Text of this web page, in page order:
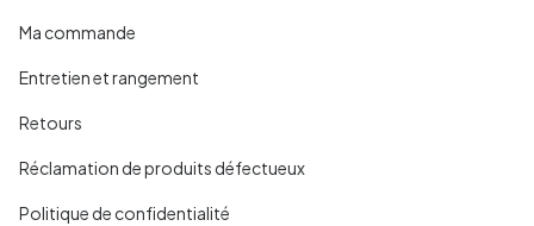
Ma commande
Entretien et rangement
Retours
Réclamation de produits défectueux
Politique de confidentialité